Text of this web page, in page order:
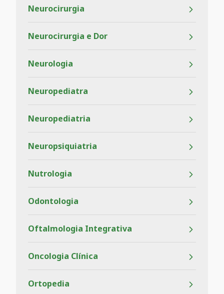
Neurocirurgia
Neurocirurgia e Dor
Neurologia
Neuropediatra
Neuropediatria
Neuropsiquiatria
Nutrologia
Odontologia
Oftalmologia Integrativa
Oncologia Clínica
Ortopedia